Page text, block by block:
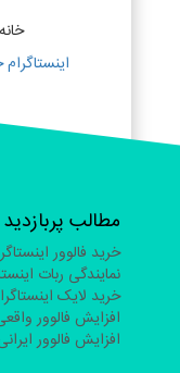
خانه
اینستاگرام
مطالب پربازدید
خرید فالوور اینستاگرام
نمایندگی ربات اینستاگرام
خرید لایک اینستاگرام
افزایش فالوور واقعی
افزایش فالوور ایرانی